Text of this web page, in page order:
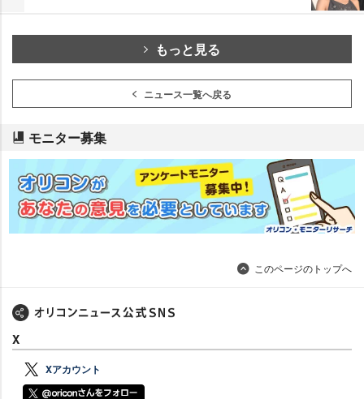
もっと見る
ニュース一覧へ戻る
モニター募集
このページのトップへ
X
Xアカウント